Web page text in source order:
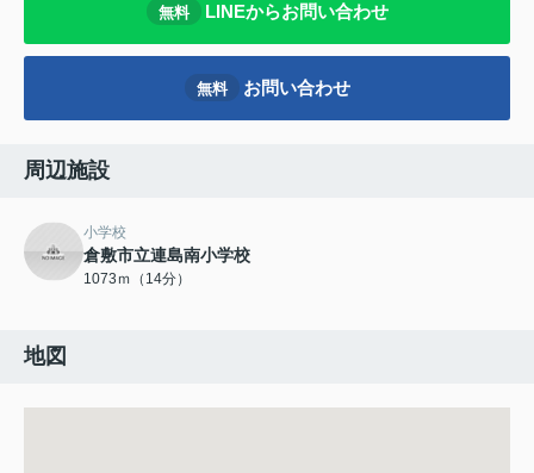
無料 LINEからお問い合わせ
無料 お問い合わせ
周辺施設
小学校
倉敷市立連島南小学校
1073ｍ（14分）
地図